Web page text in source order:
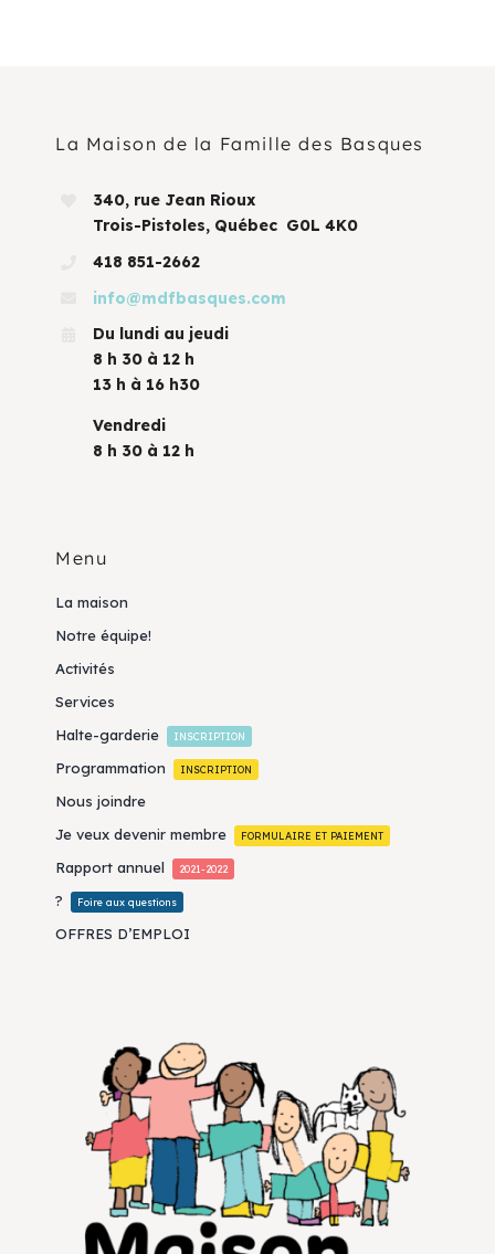
La Maison de la Famille des Basques
340, rue Jean Rioux
Trois-Pistoles, Québec G0L 4K0
418 851-2662
info@mdfbasques.com
Du lundi au jeudi
8 h 30 à 12 h
13 h à 16 h30
Vendredi
8 h 30 à 12 h
Menu
La maison
Notre équipe!
Activités
Services
Halte-garderie
INSCRIPTION
Programmation INSCRIPTION
Nous joindre
Je veux devenir membre
FORMULAIRE ET PAIEMENT
Rapport annuel 2021-2022
? Foire aux questions
OFFRES D’EMPLOI